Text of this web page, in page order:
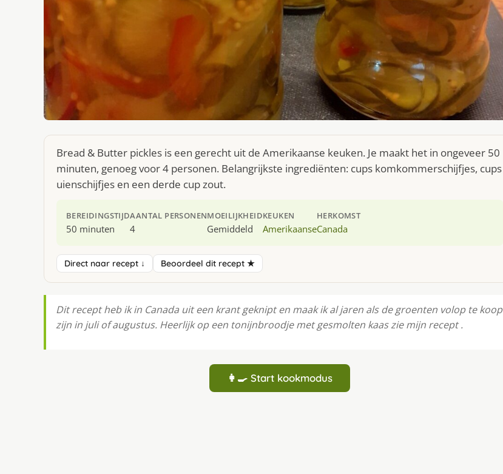
Bread & Butter pickles is een gerecht uit de Amerikaanse keuken. Je maakt het in ongeveer 50
minuten, genoeg voor 4 personen. Belangrijkste ingrediënten: cups komkommerschijfjes, cups
uienschijfjes en een derde cup zout.
BEREIDINGSTIJD
50 minuten
AANTAL PERSONEN
4
MOEILIJKHEID
Gemiddeld
KEUKEN
Amerikaanse
HERKOMST
Canada
Direct naar recept ↓ Beoordeel dit recept ★
Dit recept heb ik in Canada uit een krant geknipt en maak ik al jaren als de groenten volop te koop
zijn in juli of augustus. Heerlijk op een tonijnbroodje met gesmolten kaas zie mijn recept .
👩‍🍳 Start kookmodus